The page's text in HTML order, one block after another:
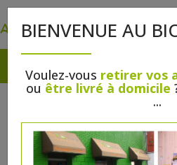
BIENVENUE AU
Voulez-vous retirer vos
ou être livré à domicile
...